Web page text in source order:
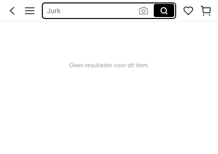
Jurk
Geen resultaten voor dit item.